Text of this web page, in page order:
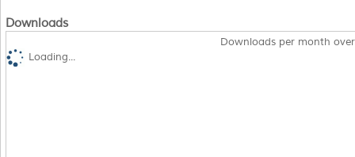
Downloads
Downloads per month
Loading...